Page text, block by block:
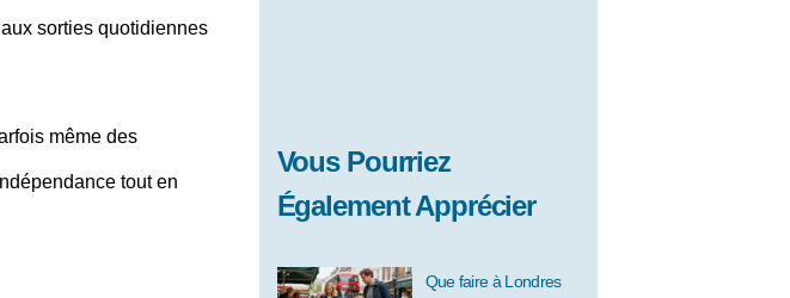
sorties quotidiennes
même des
tout en
Vous Pourriez
Également Apprécier
Que faire à Londres